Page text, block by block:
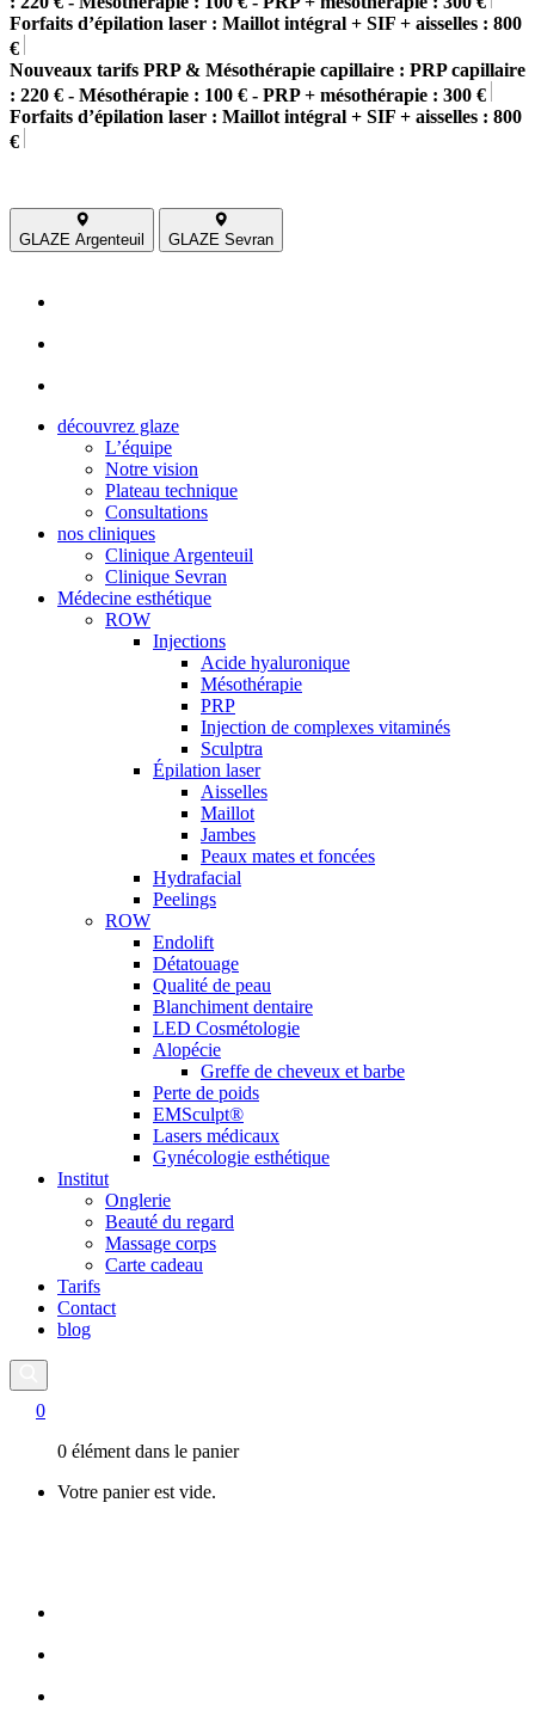
Forfaits d’épilation laser : Maillot intégral + SIF + aisselles : 800
€
Nouveaux tarifs PRP & Mésothérapie capillaire : PRP capillaire
: 220 € - Mésothérapie : 100 € - PRP + mésothérapie : 300 €
Forfaits d’épilation laser : Maillot intégral + SIF + aisselles : 800
€
GLAZE Argenteuil GLAZE Sevran
découvrez glaze
L’équipe
Notre vision
Plateau technique
Consultations
nos cliniques
Clinique Argenteuil
Clinique Sevran
Médecine esthétique
ROW
Injections
Acide hyaluronique
Mésothérapie
PRP
Injection de complexes vitaminés
Sculptra
Épilation laser
Aisselles
Maillot
Jambes
Peaux mates et foncées
Hydrafacial
Peelings
ROW
Endolift
Détatouage
Qualité de peau
Blanchiment dentaire
LED Cosmétologie
Alopécie
Greffe de cheveux et barbe
Perte de poids
EMSculpt®
Lasers médicaux
Gynécologie esthétique
Institut
Onglerie
Beauté du regard
Massage corps
Carte cadeau
Tarifs
Contact
blog
0
0 élément dans le panier
Votre panier est vide.